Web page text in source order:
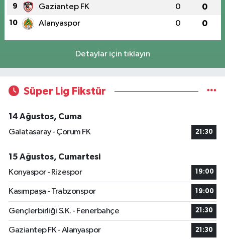
9 Gaziantep FK 0 0
10 Alanyaspor 0 0
Detaylar için tıklayın
Süper Lig Fikstür
14 Ağustos, Cuma
Galatasaray - Çorum FK
21:30
15 Ağustos, Cumartesi
Konyaspor - Rizespor
19:00
Kasımpaşa - Trabzonspor 19:00
Gençlerbirliği S.K. - Fenerbahçe 21:30
Gaziantep FK - Alanyaspor 21:30